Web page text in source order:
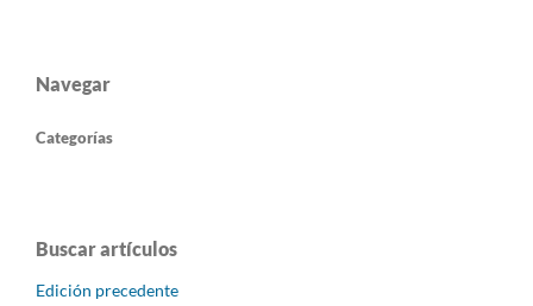
Navegar
Categorías
Buscar artículos
Edición precedente